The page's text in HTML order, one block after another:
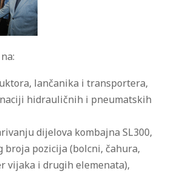
lančanika i transportera,
hidrauličnih i pneumatskih
dijelova kombajna SL300,
broja pozicija (bolcni, čahura,
vijaka i drugih elemenata),